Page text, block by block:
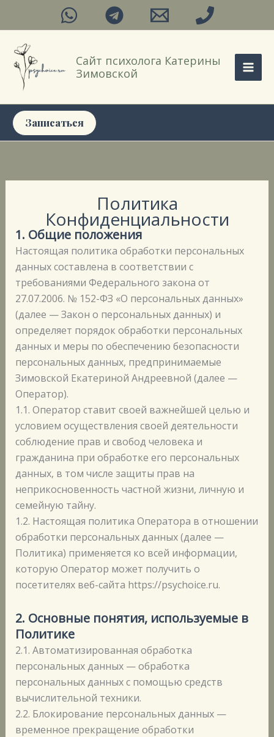
Сайт психолога Катерины
Зимовской
Записаться
Политика
Конфиденциальности
1. Общие положения
Настоящая политика обработки персональных
данных составлена в соответствии с
требованиями Федерального закона от
27.07.2006. № 152-ФЗ «О персональных данных»
(далее — Закон о персональных данных) и
определяет порядок обработки персональных
данных и меры по обеспечению безопасности
персональных данных, предпринимаемые
Зимовской Екатериной Андреевной (далее —
Оператор).
1.1. Оператор ставит своей важнейшей целью и
условием осуществления своей деятельности
соблюдение прав и свобод человека и
гражданина при обработке его персональных
данных, в том числе защиты прав на
неприкосновенность частной жизни, личную и
семейную тайну.
1.2. Настоящая политика Оператора в отношении
обработки персональных данных (далее —
Политика) применяется ко всей информации,
которую Оператор может получить о
посетителях веб-сайта https://psychoice.ru.
2. Основные понятия, используемые в
Политике
2.1. Автоматизированная обработка
персональных данных — обработка
персональных данных с помощью средств
вычислительной техники.
2.2. Блокирование персональных данных —
временное прекращение обработки